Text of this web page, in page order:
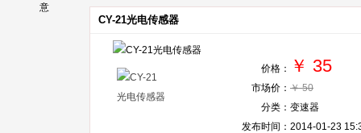
意
CY-21光电传感器
价格： ￥ 35
市场价： ￥ 50
分类： 变速器
发布时间： 2014-01-23